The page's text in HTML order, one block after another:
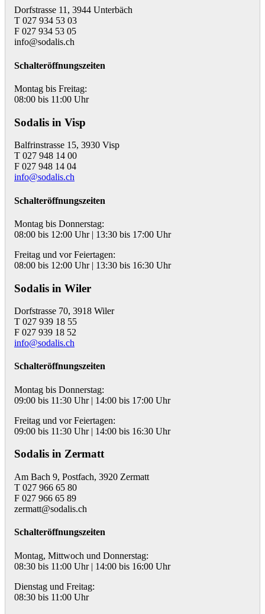
Dorfstrasse 11, 3944 Unterbäch
T 027 934 53 03
F 027 934 53 05
info@sodalis.ch
Schalteröffnungszeiten
Montag bis Freitag:
08:00 bis 11:00 Uhr
Sodalis in Visp
Balfrinstrasse 15, 3930 Visp
T 027 948 14 00
F 027 948 14 04
info@sodalis.ch
Schalteröffnungszeiten
Montag bis Donnerstag:
08:00 bis 12:00 Uhr | 13:30 bis 17:00 Uhr
Freitag und vor Feiertagen:
08:00 bis 12:00 Uhr | 13:30 bis 16:30 Uhr
Sodalis in Wiler
Dorfstrasse 70, 3918 Wiler
T 027 939 18 55
F 027 939 18 52
info@sodalis.ch
Schalteröffnungszeiten
Montag bis Donnerstag:
09:00 bis 11:30 Uhr | 14:00 bis 17:00 Uhr
Freitag und vor Feiertagen:
09:00 bis 11:30 Uhr | 14:00 bis 16:30 Uhr
Sodalis in Zermatt
Am Bach 9, Postfach, 3920 Zermatt
T 027 966 65 80
F 027 966 65 89
zermatt@sodalis.ch
Schalteröffnungszeiten
Montag, Mittwoch und Donnerstag:
08:30 bis 11:00 Uhr | 14:00 bis 16:00 Uhr
Dienstag und Freitag:
08:30 bis 11:00 Uhr